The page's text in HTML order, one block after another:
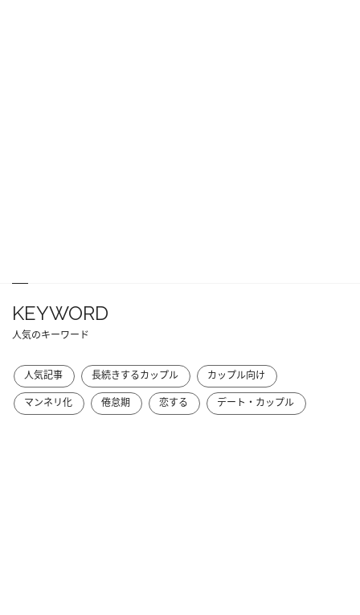
KEYWORD
人気のキーワード
人気記事 長続きするカップル
カップル向け
マンネリ化
倦怠期 恋する デート・カップル